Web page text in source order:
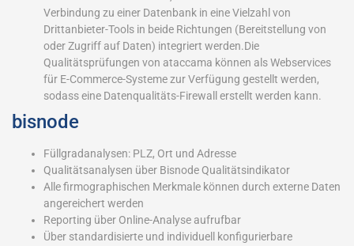
Verbindung zu einer Datenbank in eine Vielzahl von
Drittanbieter-Tools in beide Richtungen (Bereitstellung von
oder Zugriff auf Daten) integriert werden.Die
Qualitätsprüfungen von ataccama können als Webservices
für E-Commerce-Systeme zur Verfügung gestellt werden,
sodass eine Datenqualitäts-Firewall erstellt werden kann.
bisnode
Füllgradanalysen: PLZ, Ort und Adresse
Qualitätsanalysen über Bisnode Qualitätsindikator
Alle firmographischen Merkmale können durch externe Daten
angereichert werden
Reporting über Online-Analyse aufrufbar
Über standardisierte und individuell konfigurierbare